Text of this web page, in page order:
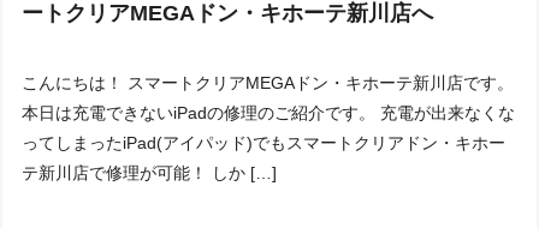
ートクリアMEGAドン・キホーテ新川店へ
こんにちは！ スマートクリアMEGAドン・キホーテ新川店です。
本日は充電できないiPadの修理のご紹介です。 充電が出来なくな
ってしまったiPad(アイパッド)でもスマートクリアドン・キホー
テ新川店で修理が可能！ しか […]